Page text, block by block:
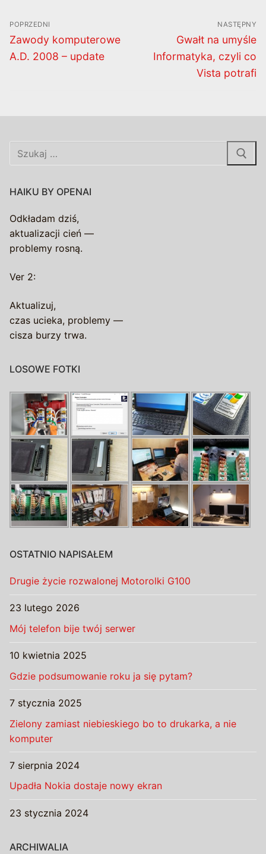
Nawigacja
wpisu
POPRZEDNI
Poprzedni
wpis:
Zawody komputerowe
A.D. 2008 – update
NASTĘPNY
Następny
wpis:
Gwałt na umyśle
Informatyka, czyli co
Vista potrafi
Szukaj:
HAIKU BY OPENAI
Odkładam dziś,
aktualizacji cień —
problemy rosną.
Ver 2:
Aktualizuj,
czas ucieka, problemy —
cisza burzy trwa.
LOSOWE FOTKI
OSTATNIO NAPISAŁEM
Drugie życie rozwalonej Motorolki G100
23 lutego 2026
Mój telefon bije twój serwer
10 kwietnia 2025
Gdzie podsumowanie roku ja się pytam?
7 stycznia 2025
Zielony zamiast niebieskiego bo to drukarka, a nie
komputer
7 sierpnia 2024
Upadła Nokia dostaje nowy ekran
23 stycznia 2024
ARCHIWALIA